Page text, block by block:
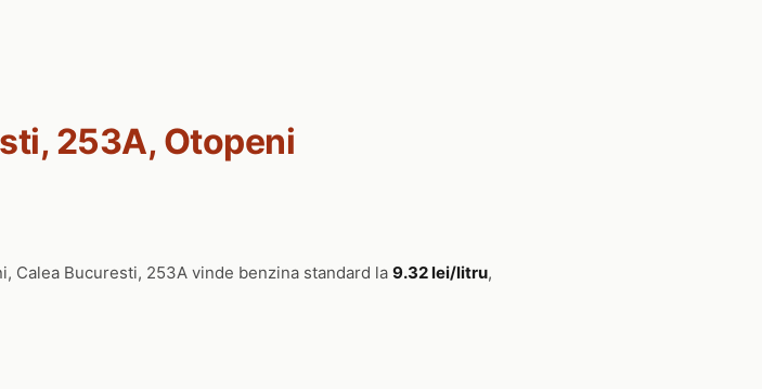
253A, Otopeni
Calea Bucuresti, 253A vinde benzina standard la 9.32 lei/litru,